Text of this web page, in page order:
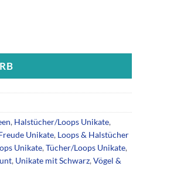
, Halstücher/Loops Unikate,
Unikate, Loops & Halstücher
Unikate,Tücher/Loops Unikate,
, Unikate mit Schwarz,Vögel &